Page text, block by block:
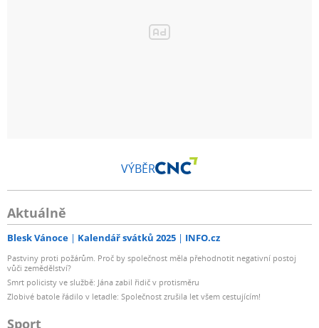
VÝBĚR
Aktuálně
Blesk Vánoce Kalendář svátků 2025 INFO.cz
Pastviny proti požárům. Proč by společnost měla přehodnotit negativní postoj
vůči zemědělství?
Smrt policisty ve službě: Jána zabil řidič v protisměru
Zlobivé batole řádilo v letadle: Společnost zrušila let všem cestujícím!
Sport